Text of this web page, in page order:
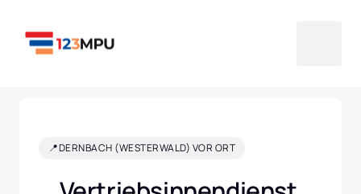
📍DERNBACH (WESTERWALD) VOR ORT